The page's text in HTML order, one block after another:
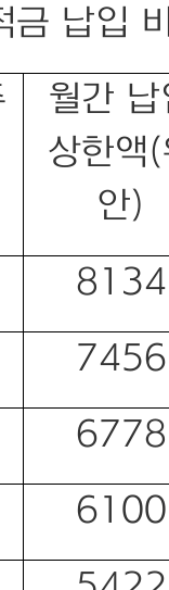
금 납입
월간
상한액
안)
8134
7456
6778
6100